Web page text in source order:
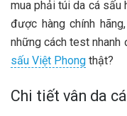
mua phải túi da cá sấu
được hàng chính
những cách test
sấu Việt Phong thật?
Chi tiết vân da